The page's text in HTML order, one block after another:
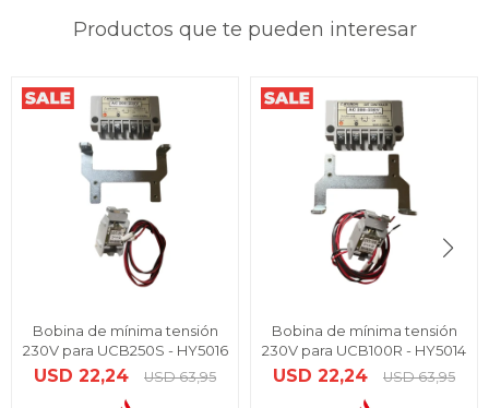
Productos que te pueden interesar
Bobina de mínima tensión
230V para UCB250S - HY5016
USD 22,24 USD 63,95
Bobina de mínima tensión
230V para UCB100R - HY5014
USD 22,24 USD 63,95